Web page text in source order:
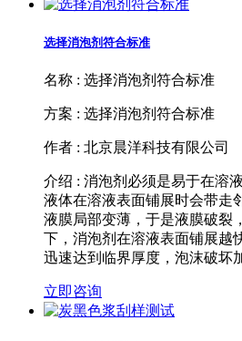
选择消泡剂符合标准
名称 : 选择消泡剂符合标准
方案 : 选择消泡剂符合标准
作者 : 北京晨洋科技有限公司
介绍 : 消泡剂必须是易于在溶
液体在溶液表面铺展时会带走
液膜局部变薄，于是液膜破裂
下，消泡剂在溶液表面铺展越
迅速达到临界厚度，泡沫破坏
立即咨询